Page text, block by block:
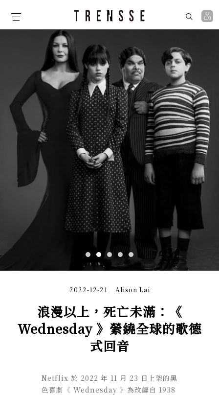
浪漫以上，死亡未滿：《
Wednesday 》縈繞全球的歌德
式回音
Alison Lai
2022-12-21
Netflix 於 2022 年 11 月 23 日上架的黑
色喜劇《 Wednesday 》為改編自 1938